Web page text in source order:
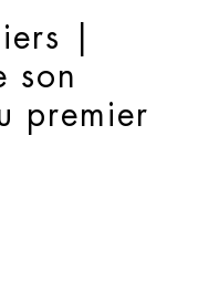
|
son
premier